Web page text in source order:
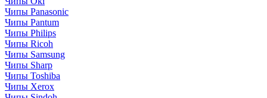
Чипы Panasonic
Чипы Pantum
Чипы Philips
Чипы Ricoh
Чипы Samsung
Чипы Sharp
Чипы Toshiba
Чипы Xerox